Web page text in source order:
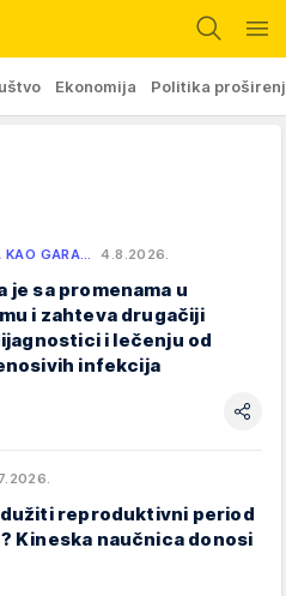
Ekonomija Politika
KAO GARA… 4.8.2026.
je sa promenama u
i zahteva drugačiji
i lečenju od
infekcija
reproduktivni period
Kineska naučnica donosi